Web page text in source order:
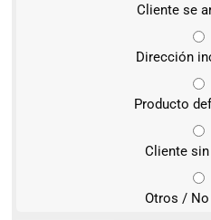
Cliente se
Dirección
Producto
Cliente
Otros /